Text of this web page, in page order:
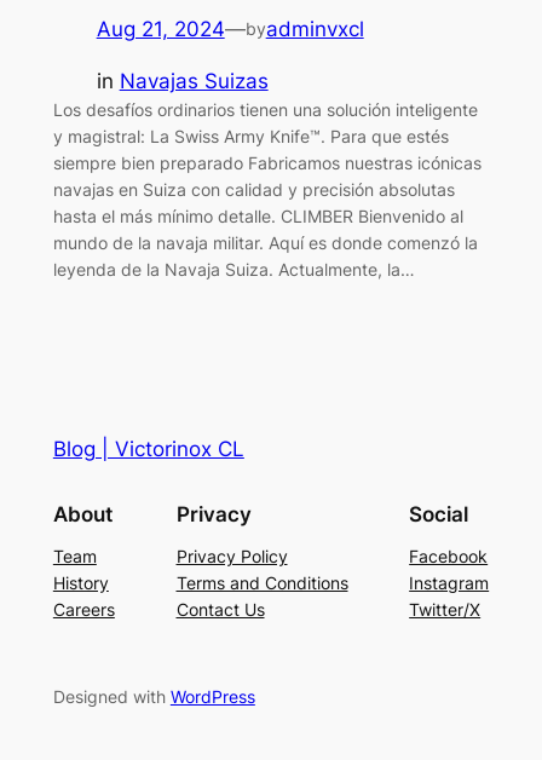
Aug 21, 2024—byadminvxcl
in Navajas Suizas
Los desafíos ordinarios tienen una solución inteligente
y magistral: La Swiss Army Knife™. Para que estés
siempre bien preparado Fabricamos nuestras icónicas
navajas en Suiza con calidad y precisión absolutas
hasta el más mínimo detalle. CLIMBER Bienvenido al
mundo de la navaja militar. Aquí es donde comenzó la
leyenda de la Navaja Suiza. Actualmente, la…
Blog | Victorinox CL
About
Team
History
Careers
Privacy
Privacy Policy
Terms and Conditions
Contact Us
Social
Facebook
Instagram
Twitter/X
Designed with WordPress